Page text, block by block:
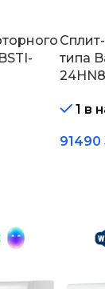
типа
1 в
91490